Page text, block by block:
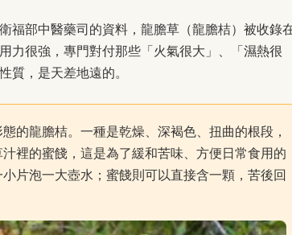
福部中醫藥司的資料，龍膽草（龍膽桔）被收錄
力很強，專門對付那些「火氣很大」、「濕熱很
質，是天差地遠的。
的龍膽桔。一種是乾燥、深褐色、扭曲的根段，
裡的蜜餞，這是為了緩和苦味、方便日常食用的
片泡一大壺水；蜜餞則可以直接含一顆，苦後回